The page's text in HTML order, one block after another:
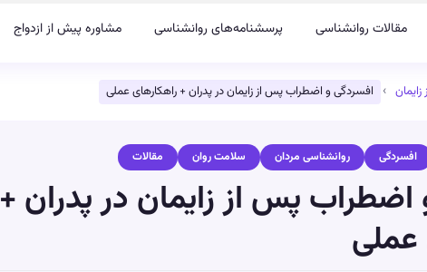
مقالات روانشناسی پرسشنامه‌های روانشناسی مشاوره پیش از ازدواج
› افسردگی و اضطراب پس از زایمان در پدران + راهکارهای عملی
افسردگی روانشناسی مردان سلامت روان مقالات
پس از زایمان در پدران +
عملی